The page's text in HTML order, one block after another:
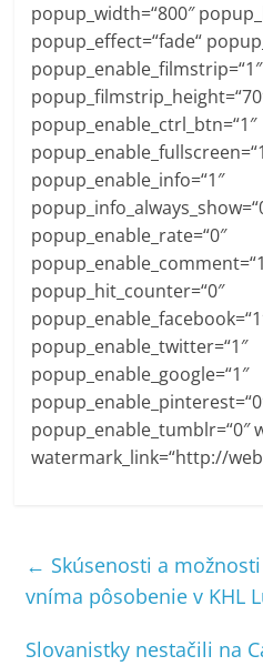
popup_width=“800″
popup_effect=“fade“
popup_enable_filmstrip=“1″
popup_enable_ctrl_btn=“1″
popup_enable_info=“1″
popup_enable_rate=“0″
popup_hit_counter=“0″
popup_enable_twitter=“1″
popup_enable_google=“1″
popup_enable_tumblr=“0″
watermark_link=“http://
← Skúsenosti a
vníma pôsobenie v KHL
Slovanistky nestačili na